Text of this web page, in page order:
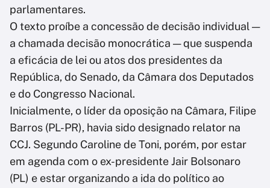
parlamentares.
O texto proíbe a concessão de decisão individual —
a chamada decisão monocrática — que suspenda
a eficácia de lei ou atos dos presidentes da
República, do Senado, da Câmara dos Deputados
e do Congresso Nacional.
Inicialmente, o líder da oposição na Câmara, Filipe
Barros (PL-PR), havia sido designado relator na
CCJ. Segundo Caroline de Toni, porém, por estar
em agenda com o ex-presidente Jair Bolsonaro
(PL) e estar organizando a ida do político ao